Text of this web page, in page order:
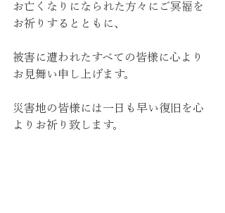
お亡くなりになられた方々にご冥福を
お祈りするとともに、
被害に遭われたすべての皆様に心より
お見舞い申し上げます。
災害地の皆様には一日も早い復旧を心
よりお祈り致します。